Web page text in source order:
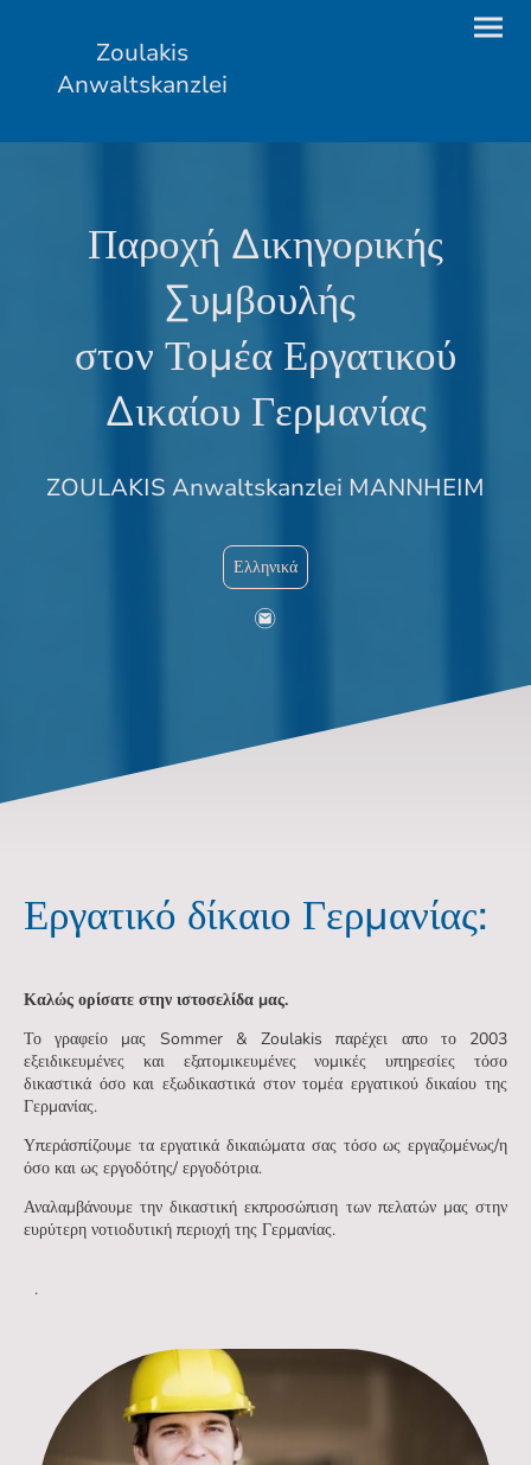
Zoulakis
Anwaltskanzlei
Παροχή Δικηγορικής
Συμβουλής
στον Τομέα Εργατικού
Δικαίου Γερμανίας
ZOULAKIS Anwaltskanzlei MANNHEIM
Ελληνικά
Εργατικό δίκαιο Γερμανίας:
Καλώς ορίσατε στην ιστοσελίδα μας.
Το γραφείο μας Sommer & Zoulakis παρέχει απο το 2003
εξειδικευμένες και εξατομικευμένες νομικές υπηρεσίες τόσο
δικαστικά όσο και εξωδικαστικά στον τομέα εργατικού δικαίου της
Γερμανίας.
Υπεράσπίζουμε τα εργατικά δικαιώματα σας τόσο ως εργαζομένως/η
όσο και ως εργοδότης/ εργοδότρια.
Αναλαμβάνουμε την δικαστική εκπροσώπιση των πελατών μας στην
ευρύτερη νοτιοδυτική περιοχή της Γερμανίας.
.